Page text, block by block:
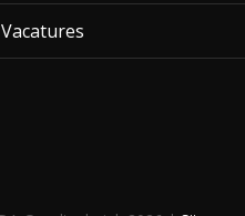
Vacatures